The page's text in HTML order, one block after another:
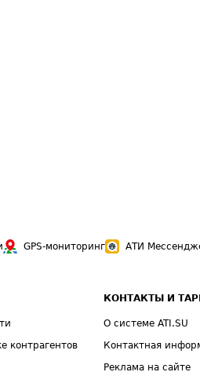
GPS-мониторинг АТИ
контрагентов
КОНТАКТЫ И
О системе ATI.SU
Контактная
Реклама на сайте